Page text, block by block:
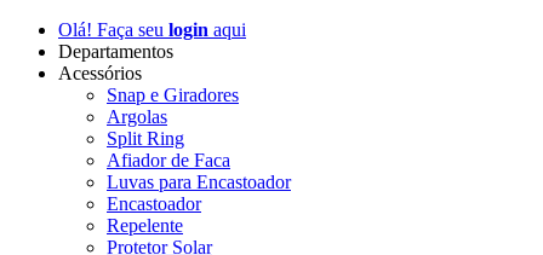
Olá! Faça seu login aqui
Departamentos
Acessórios
Snap e Giradores
Argolas
Split Ring
Afiador de Faca
Luvas para Encastoador
Encastoador
Repelente
Protetor Solar